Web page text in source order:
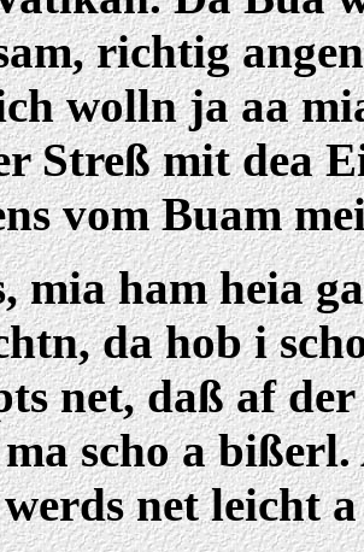
richtig
wolln ja aa
Streß mit dea
vom Buam
mia ham heia
da hob i
net, daß af
scho a bißerl.
net leicht